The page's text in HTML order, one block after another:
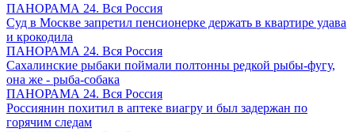
ПАНОРАМА 24. Вся Россия
Суд в Москве запретил пенсионерке держать в квартире удава
и крокодила
ПАНОРАМА 24. Вся Россия
Сахалинские рыбаки поймали полтонны редкой рыбы-фугу,
она же - рыба-собака
ПАНОРАМА 24. Вся Россия
Россиянин похитил в аптеке виагру и был задержан по
горячим следам